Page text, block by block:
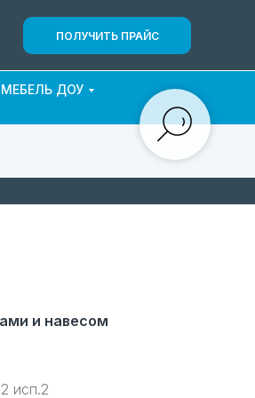
ПОЛУЧИТЬ ПРАЙС
МЕБЕЛЬ ДОУ
и навесом
исп.2